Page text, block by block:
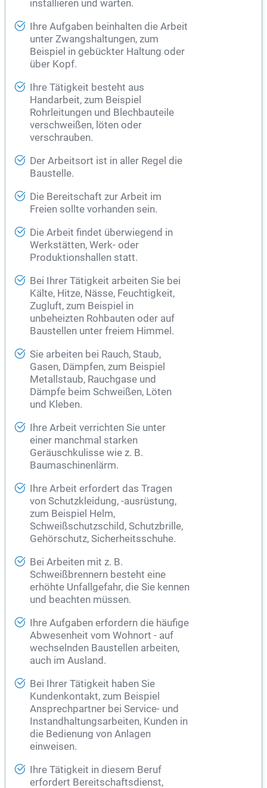
installieren und warten.
Ihre Aufgaben beinhalten die Arbeit
unter Zwangshaltungen, zum
Beispiel in gebückter Haltung oder
über Kopf.
Ihre Tätigkeit besteht aus
Handarbeit, zum Beispiel
Rohrleitungen und Blechbauteile
verschweißen, löten oder
verschrauben.
Der Arbeitsort ist in aller Regel die
Baustelle.
Die Bereitschaft zur Arbeit im
Freien sollte vorhanden sein.
Die Arbeit findet überwiegend in
Werkstätten, Werk- oder
Produktionshallen statt.
Bei Ihrer Tätigkeit arbeiten Sie bei
Kälte, Hitze, Nässe, Feuchtigkeit,
Zugluft, zum Beispiel in
unbeheizten Rohbauten oder auf
Baustellen unter freiem Himmel.
Sie arbeiten bei Rauch, Staub,
Gasen, Dämpfen, zum Beispiel
Metallstaub, Rauchgase und
Dämpfe beim Schweißen, Löten
und Kleben.
Ihre Arbeit verrichten Sie unter
einer manchmal starken
Geräuschkulisse wie z. B.
Baumaschinenlärm.
Ihre Arbeit erfordert das Tragen
von Schutzkleidung, -ausrüstung,
zum Beispiel Helm,
Schweißschutzschild, Schutzbrille,
Gehörschutz, Sicherheitsschuhe.
Bei Arbeiten mit z. B.
Schweißbrennern besteht eine
erhöhte Unfallgefahr, die Sie kennen
und beachten müssen.
Ihre Aufgaben erfordern die häufige
Abwesenheit vom Wohnort - auf
wechselnden Baustellen arbeiten,
auch im Ausland.
Bei Ihrer Tätigkeit haben Sie
Kundenkontakt, zum Beispiel
Ansprechpartner bei Service- und
Instandhaltungsarbeiten, Kunden in
die Bedienung von Anlagen
einweisen.
Ihre Tätigkeit in diesem Beruf
erfordert Bereitschaftsdienst,